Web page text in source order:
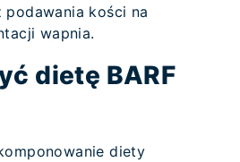
kości na
wapnia.
dietę BARF
diety